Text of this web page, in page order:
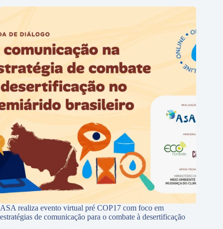
ASA realiza evento virtual pré COP17 com foco em
estratégias de comunicação para o combate à desertificação